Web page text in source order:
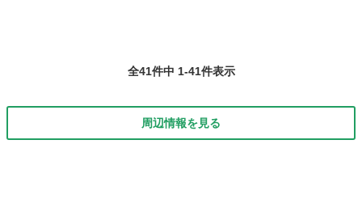
全41件中 1-41件表示
周辺情報を見る